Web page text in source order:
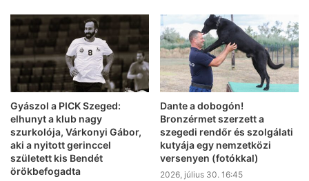
Gyászol a PICK Szeged:
elhunyt a klub nagy
szurkolója, Várkonyi Gábor,
aki a nyitott gerinccel
született kis Bendét
örökbefogadta
Dante a dobogón!
Bronzérmet szerzett a
szegedi rendőr és szolgálati
kutyája egy nemzetközi
versenyen (fotókkal)
2026, július 30. 16:45